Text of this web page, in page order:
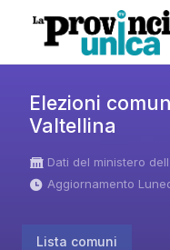
Elezioni
Valtellina
Dati del ministero
Aggiornamento
Lista comuni